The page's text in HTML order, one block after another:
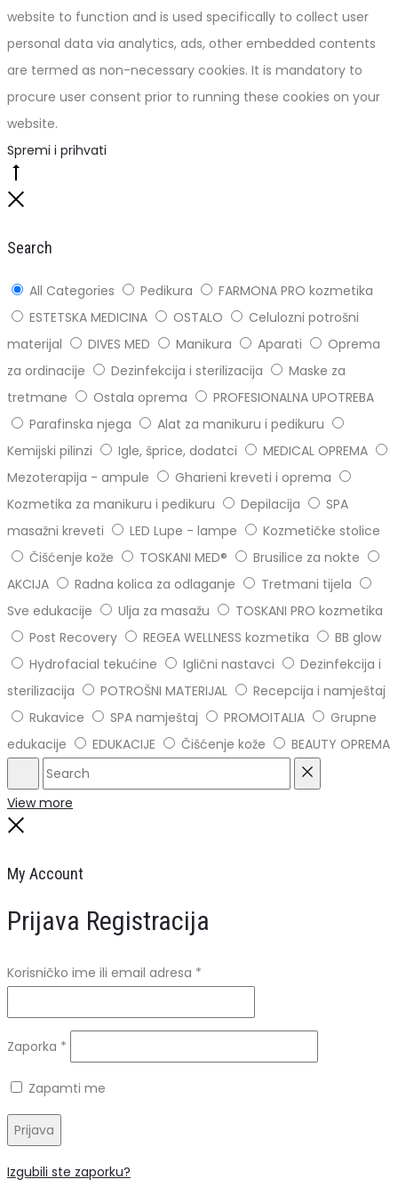
website to function and is used specifically to collect user
personal data via analytics, ads, other embedded contents
are termed as non-necessary cookies. It is mandatory to
procure user consent prior to running these cookies on your
website.
Spremi i prihvati
Search
All Categories Pedikura
FARMONA PRO kozmetika
ESTETSKA MEDICINA
OSTALO
Celulozni potrošni
materijal
DIVES MED Manikura Aparati
Oprema
za ordinacije
Dezinfekcija i sterilizacija
Maske za
tretmane
Ostala oprema
PROFESIONALNA UPOTREBA
Parafinska njega
Alat za manikuru i pedikuru
Kemijski pilinzi
Igle, šprice, dodatci
MEDICAL OPREMA
Mezoterapija - ampule
Gharieni kreveti i oprema
Kozmetika za manikuru i pedikuru
Depilacija
SPA
masažni kreveti
LED Lupe - lampe
Kozmetičke stolice
Čišćenje kože
TOSKANI MED®️
Brusilice za nokte
AKCIJA
Radna kolica za odlaganje
Tretmani tijela
Sve edukacije
Ulja za masažu
TOSKANI PRO kozmetika
Post Recovery
REGEA WELLNESS kozmetika
BB glow
Hydrofacial tekućine
Iglični nastavci
Dezinfekcija i
sterilizacija
POTROŠNI MATERIJAL
Recepcija i namještaj
Rukavice
SPA namještaj PROMOITALIA
Grupne
edukacije
EDUKACIJE Čišćenje kože BEAUTY OPREMA
Search
View more
My Account
Prijava Registracija
Korisničko ime ili email adresa *
Zaporka *
Zapamti me
Prijava
Izgubili ste zaporku?